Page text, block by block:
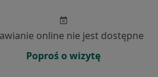
online nie jest dostępne
Poproś o wizytę